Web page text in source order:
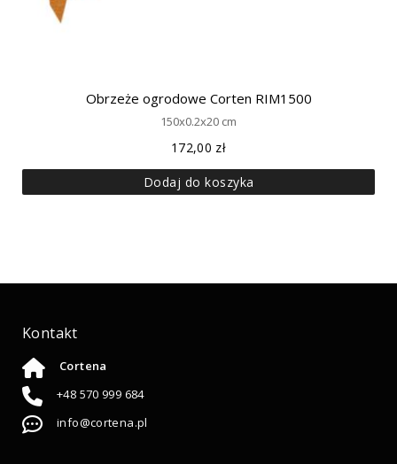
Obrzeże ogrodowe Corten RIM1500
150x0.2x20 cm
172,00 zł
Dodaj do koszyka
Kontakt
Cortena
+48 570 999 684
info@cortena.pl